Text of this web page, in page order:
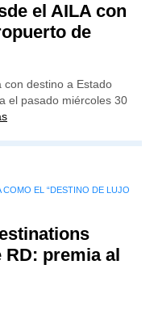
el AILA con
de
con destino a Estado
el pasado miércoles 30
COMO EL “DESTINO DE LUJO
premia al